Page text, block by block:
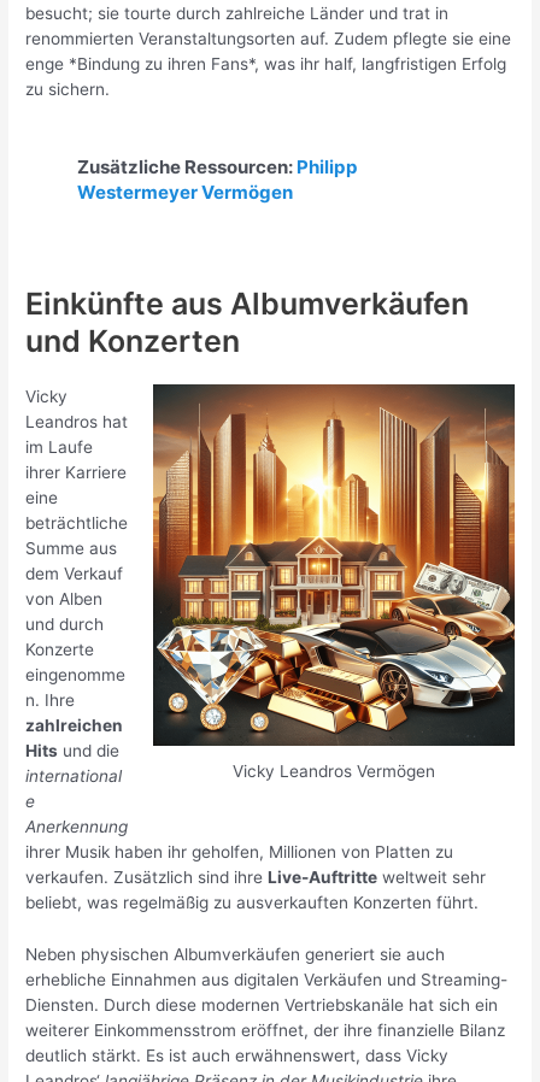
besucht; sie tourte durch zahlreiche Länder und trat in
renommierten Veranstaltungsorten auf. Zudem pflegte sie eine
enge *Bindung zu ihren Fans*, was ihr half, langfristigen Erfolg
zu sichern.
Zusätzliche Ressourcen: Philipp
Westermeyer Vermögen
Einkünfte aus Albumverkäufen
und Konzerten
Vicky Leandros Vermögen
Vicky
Leandros hat
im Laufe
ihrer Karriere
eine
beträchtliche
Summe aus
dem Verkauf
von Alben
und durch
Konzerte
eingenomme
n. Ihre
zahlreichen
Hits und die
international
e
Anerkennung
ihrer Musik haben ihr geholfen, Millionen von Platten zu
verkaufen. Zusätzlich sind ihreLive-Auftritte weltweit sehr
beliebt, was regelmäßig zu ausverkauften Konzerten führt.
Neben physischen Albumverkäufen generiert sie auch
erhebliche Einnahmen aus digitalen Verkäufen und Streaming-
Diensten. Durch diese modernen Vertriebskanäle hat sich ein
weiterer Einkommensstrom eröffnet, der ihre finanzielle Bilanz
deutlich stärkt. Es ist auch erwähnenswert, dass Vicky